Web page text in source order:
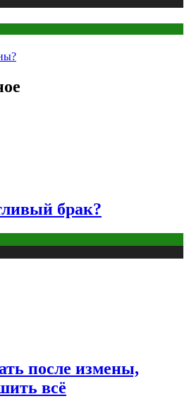
брак?
после измены,
всё